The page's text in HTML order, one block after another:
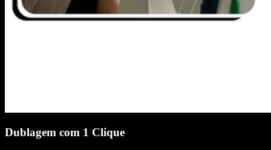
Dublagem com 1 Clique